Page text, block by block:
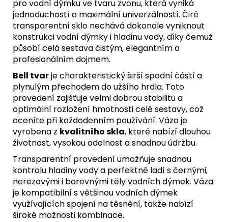
pro vodní dýmku ve tvaru zvonu, která vyniká
jednoduchostí a maximální univerzálností. Čiré
transparentní sklo nechává dokonale vyniknout
konstrukci vodní dýmky i hladinu vody, díky čemuž
působí celá sestava čistým, elegantním a
profesionálním dojmem.
Bell tvarje charakteristický širší spodní částí a
plynulým přechodem do užšího hrdla. Toto
provedení zajišťuje velmi dobrou stabilitu a
optimální rozložení hmotnosti celé sestavy, což
oceníte při každodenním používání. Váza je
vyrobena z kvalitního skla, které nabízí dlouhou
životnost, vysokou odolnost a snadnou údržbu.
Transparentní provedení umožňuje snadnou
kontrolu hladiny vody a perfektně ladí s černými,
nerezovými i barevnými těly vodních dýmek. Váza
je kompatibilní s většinou vodních dýmek
využívajících spojení na těsnění, takže nabízí
široké možnosti kombinace.